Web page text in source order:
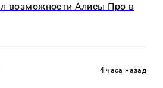
возможности Алисы Про в
4 часа назад